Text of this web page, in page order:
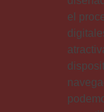
el